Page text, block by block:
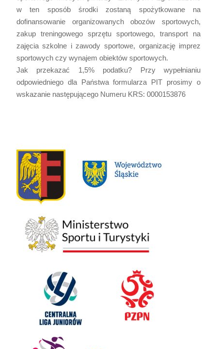
w ten sposób środki zostaną spożytkowane na
dofinansowanie organizowanych obozów sportowych,
zakup treningowego sprzętu sportowego, transport na
zajęcia szkolne i zawody sportowe, organizację imprez
sportowych czy wynajem obiektów sportowych.
Jak przekazać 1,5% podatku? Przy wypełnianiu
odpowiedniego dla Państwa formularza PIT prosimy o
wskazanie następującego Numeru KRS: 0000153876